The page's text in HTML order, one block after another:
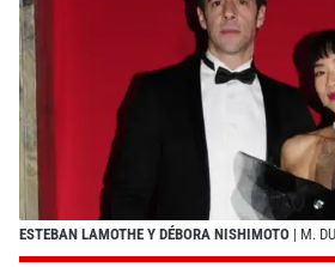
ESTEBAN LAMOTHE Y DÉBORA NISHIMOTO | M.